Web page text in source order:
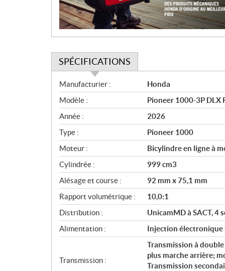
i
o
n
SPÉCIFICATIONS
S
p
é
c
i
f
i
c
a
t
i
o
n
s
Manufacturier :
Honda
Modèle :
Pioneer 1000-3P DLX
Année :
2026
Type :
Pioneer 1000
Moteur :
Bicylindre en ligne à
Cylindrée :
999 cm3
Alésage et course :
92 mm x 75,1 mm
Rapport volumétrique :
10,0:1
Distribution :
UnicamMD à SACT, 4
Alimentation :
Injection électronique
Transmission :
Transmission à
plus marche arrière;
Transmission